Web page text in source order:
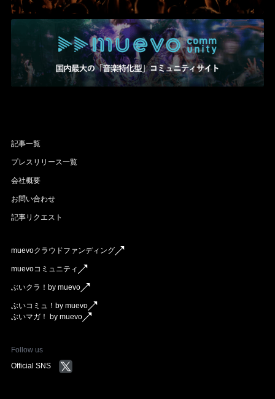
記事一覧
プレスリリース一覧
会社概要
お問い合わせ
記事リクエスト
muevoクラウドファンディング
muevoコミュニティ
ぶいクラ！by muevo
ぶいコミュ！by muevo
ぶいマガ！ by muevo
Follow us
Official SNS